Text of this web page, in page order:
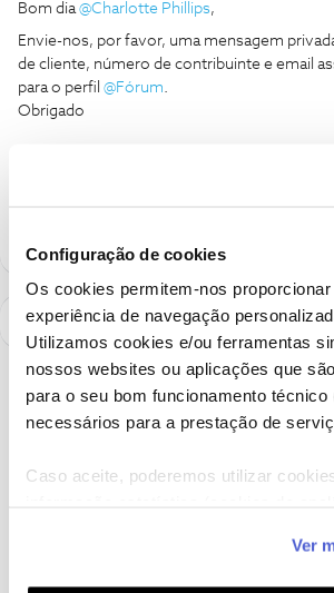
Configuração de cookies
Os cookies permitem-nos
experiência de navegação
Utilizamos cookies e/ou ferramentas
nossos websites ou aplicações que
para o seu bom funcionamento técnico
necessários para a prestação de
Caso aceite, poderemos utilizar
funcionalidades (cookies de
funcionalidade) e adaptar anúncios
Ver
Bom dia@Charlotte Phillips,
Envie-nos, por favor, uma mensagem
de cliente, número de contribuinte e email
para o perfil @Fórum.
Obrigado
Ajude a comunidade a encontrar